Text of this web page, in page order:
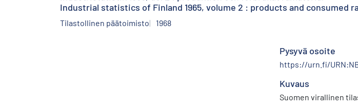
Industrial statistics of Finland 1965, volume 2 : products and consumed
Tilastollinen päätoimisto 1968
Pysyvä osoite
https://urn.fi/
Kuvaus
Suomen virallinen